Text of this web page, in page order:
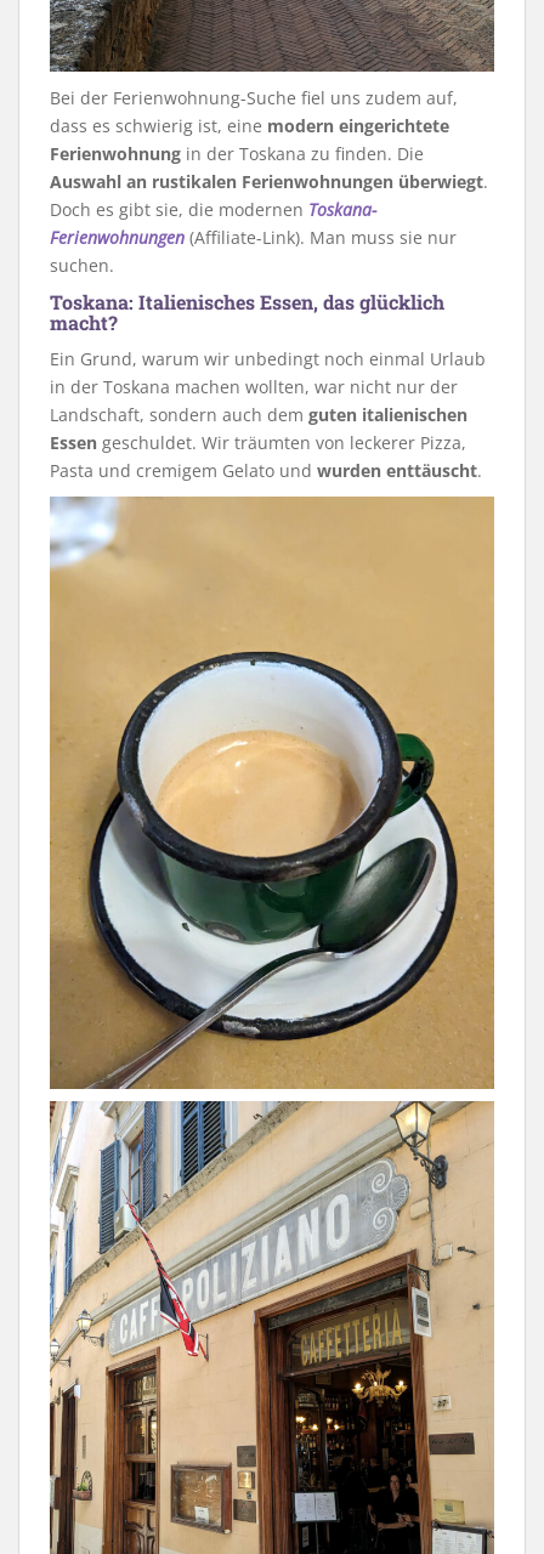
Bei der Ferienwohnung-Suche fiel uns zudem auf,
dass es schwierig ist, eine modern eingerichtete
Ferienwohnung in der Toskana zu finden. Die
Auswahl an rustikalen Ferienwohnungen überwiegt.
Doch es gibt sie, die modernen Toskana-
Ferienwohnungen (Affiliate-Link). Man muss sie nur
suchen.
Toskana: Italienisches Essen, das glücklich
macht?
Ein Grund, warum wir unbedingt noch einmal Urlaub
in der Toskana machen wollten, war nicht nur der
Landschaft, sondern auch dem guten italienischen
Essen geschuldet. Wir träumten von leckerer Pizza,
Pasta und cremigem Gelato und wurden enttäuscht.